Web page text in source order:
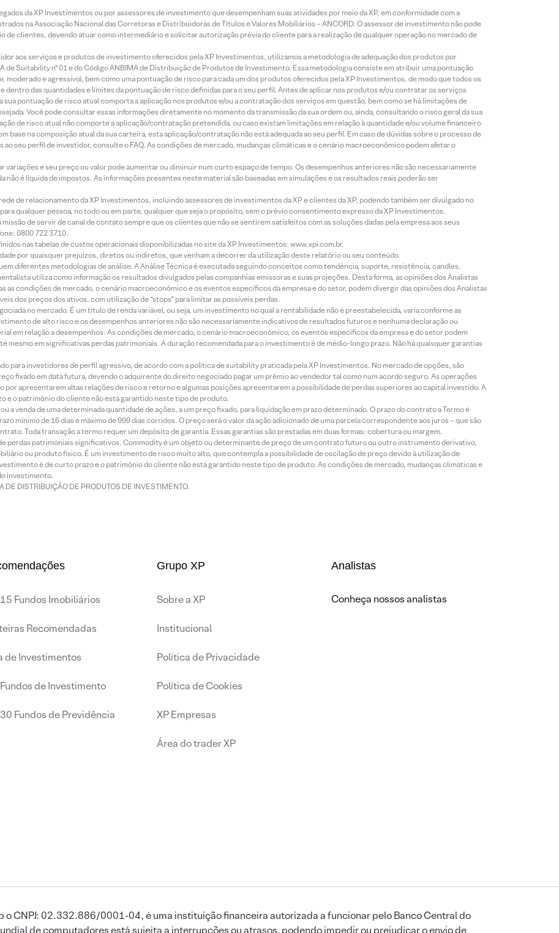
da XP Investimentos ou por assessores de investimento que desempenham suas atividades por meio da XP, em conformidade com a
na Associação Nacional das Corretoras e Distribuidoras de Títulos e Valores Mobiliários – ANCORD. O assessor de investimento não pode
de clientes, devendo atuar como intermediário e solicitar autorização prévia do cliente para a realização de qualquer operação no mercado de
aos serviços e produtos de investimento oferecidos pela XP Investimentos, utilizamos a metodologia de adequação dos produtos por
de Suitability nº 01 e do Código ANBIMA de Distribuição de Produtos de Investimento. Essa metodologia consiste em atribuir uma pontuação
moderado e agressivo), bem como uma pontuação de risco para cada um dos produtos oferecidos pela XP Investimentos, de modo que todos os
dentro das quantidades e limites da pontuação de risco definidas para o seu perfil. Antes de aplicar nos produtos e/ou contratar os serviços
pontuação de risco atual comporta a aplicação nos produtos e/ou a contratação dos serviços em questão, bem como se há limitações de
Você pode consultar essas informações diretamente no momento da transmissão da sua ordem ou, ainda, consultando o risco geral da sua
de risco atual não comporte a aplicação/contratação pretendida, ou caso existam limitações em relação à quantidade e/ou volume financeiro
base na composição atual da sua carteira, esta aplicação/contratação não está adequada ao seu perfil. Em caso de dúvidas sobre o processo de
seu perfil de investidor, consulte o FAQ. As condições de mercado, mudanças climáticas e o cenário macroeconômico podem afetar o
e seu preço ou valor pode aumentar ou diminuir num curto espaço de tempo. Os desempenhos anteriores não são necessariamente
é líquida de impostos. As informações presentes neste material são baseadas em simulações e os resultados reais poderão ser
de relacionamento da XP Investimentos, incluindo assessores de investimentos da XP e clientes da XP, podendo também ser divulgado no
qualquer pessoa, no todo ou em parte, qualquer que seja o propósito, sem o prévio consentimento expresso da XP Investimentos.
de servir de canal de contato sempre que os clientes que não se sentirem satisfeitos com as soluções dadas pela empresa aos seus
0800 722 3710.
nas tabelas de custos operacionais disponibilizadas no site da XP Investimentos: www.xpi.com.br.
por quaisquer prejuízos, diretos ou indiretos, que venham a decorrer da utilização deste relatório ou seu conteúdo.
diferentes metodologias de análise. A Análise Técnica é executada seguindo conceitos como tendência, suporte, resistência, candles,
utiliza como informação os resultados divulgados pelas companhias emissoras e suas projeções. Desta forma, as opiniões dos Analistas
as condições de mercado, o cenário macroeconômico e os eventos específicos da empresa e do setor, podem divergir das opiniões dos Analistas
dos preços dos ativos, com utilização de “stops” para limitar as possíveis perdas.
no mercado. É um título de renda variável, ou seja, um investimento no qual a rentabilidade não é preestabelecida, varia conforme as
de alto risco e os desempenhos anteriores não são necessariamente indicativos de resultados futuros e nenhuma declaração ou
em relação a desempenhos. As condições de mercado, o cenário macroeconômico, os eventos específicos da empresa e do setor podem
mesmo em significativas perdas patrimoniais. A duração recomendada para o investimento é de médio-longo prazo. Não há quaisquer garantias
para investidores de perfil agressivo, de acordo com a política de suitability praticada pela XP Investimentos. No mercado de opções, são
fixado em data futura, devendo o adquirente do direito negociado pagar um prêmio ao vendedor tal como num acordo seguro. As operações
apresentarem altas relações de risco e retorno e algumas posições apresentarem a possibilidade de perdas superiores ao capital investido. A
e o patrimônio do cliente não está garantido neste tipo de produto.
a venda de uma determinada quantidade de ações, a um preço fixado, para liquidação em prazo determinado. O prazo do contrato a Termo é
mínimo de 16 dias e máximo de 999 dias corridos. O preço será o valor da ação adicionado de uma parcela correspondente aos juros – que são
Toda transação a termo requer um depósito de garantia. Essas garantias são prestadas em duas formas: cobertura ou margem.
perdas patrimoniais significativos. Commodity é um objeto ou determinante de preço de um contrato futuro ou outro instrumento derivativo,
ou produto físico. É um investimento de risco muito alto, que contempla a possibilidade de oscilação de preço devido à utilização de
é de curto prazo e o patrimônio do cliente não está garantido neste tipo de produto. As condições de mercado, mudanças climáticas e
investimento.
DISTRIBUIÇÃO DE PRODUTOS DE INVESTIMENTO.
Fundos Imobiliários
Recomendadas
de Investimentos
de Investimento
Fundos de Previdência
Grupo XP
Sobre a XP
Institucional
Política de Privacidade
Política de Cookies
XP Empresas
Área do trader XP
Analistas
Conheça nossos analistas
o CNPJ: 02.332.886/0001-04, é uma instituição financeira autorizada a funcionar pelo Banco Central do
de computadores está sujeita a interrupções ou atrasos, podendo impedir ou prejudicar o envio de